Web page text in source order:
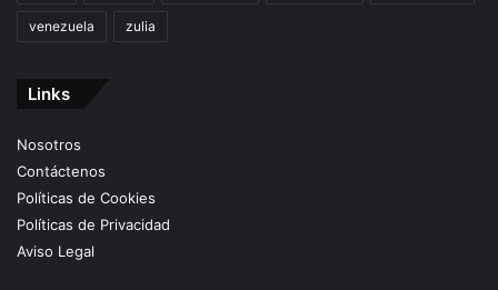
venezuela zulia
Links
Nosotros
Contáctenos
Políticas de Cookies
Políticas de Privacidad
Aviso Legal